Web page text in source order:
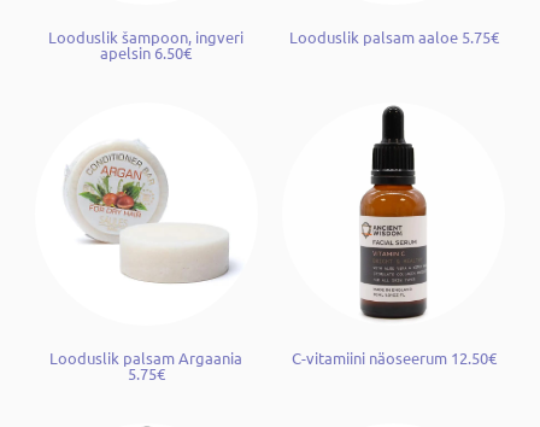
Looduslik šampoon, ingveri
apelsin 6.50€
Looduslik palsam aaloe 5.75€
Looduslik palsam Argaania
5.75€
C-vitamiini näoseerum 12.50€